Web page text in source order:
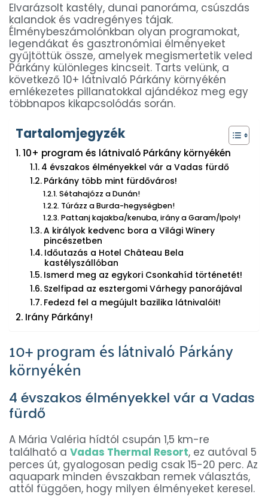
Elvarázsolt kastély, dunai panoráma, csúszdás
kalandok és vadregényes tájak.
Élménybeszámolónkban olyan programokat,
legendákat és gasztronómiai élményeket
gyűjtöttük össze, amelyek megismertetik veled
Párkány különleges kincseit. Tarts velünk, a
következő 10+ látnivaló Párkány környékén
emlékezetes pillanatokkal ajándékoz meg egy
többnapos kikapcsolódás során.
Tartalomjegyzék
10+ program és látnivaló Párkány környékén
4 évszakos élményekkel vár a Vadas fürdő
Párkány több mint fürdőváros!
Sétahajózz a Dunán!
Túrázz a Burda-hegységben!
Pattanj kajakba/kenuba, irány a Garam/Ipoly!
A királyok kedvenc bora a Világi Winery
pincészetben
Időutazás a Hotel Château Bela
kastélyszállóban
Ismerd meg az egykori Csonkahíd történetét!
Szelfipad az esztergomi Várhegy panorájával
Fedezd fel a megújult bazilika látnivalóit!
Irány Párkány!
10+ program és látnivaló Párkány
környékén
4 évszakos élményekkel vár a Vadas
fürdő
A Mária Valéria hídtól csupán 1,5 km-re
található a Vadas Thermal Resort, ez autóval 5
perces út, gyalogosan pedig csak 15-20 perc. Az
aquapark minden évszakban remek választás,
attól függően, hogy milyen élményeket keresel.